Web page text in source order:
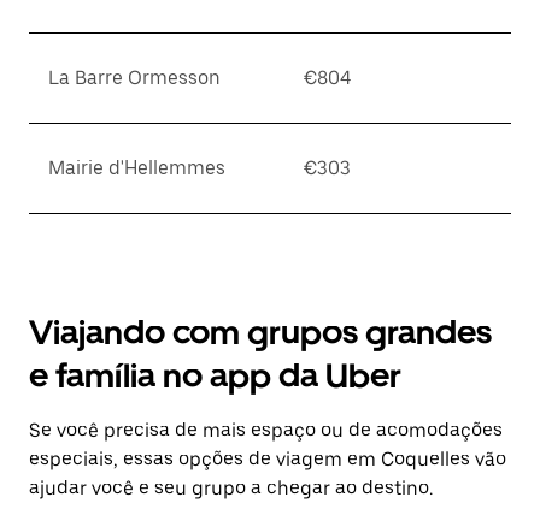
La Barre Ormesson €804
Mairie d'Hellemmes €303
Viajando com grupos grandes
e família no app da Uber
Se você precisa de mais espaço ou de acomodações
especiais, essas opções de viagem em Coquelles vão
ajudar você e seu grupo a chegar ao destino.